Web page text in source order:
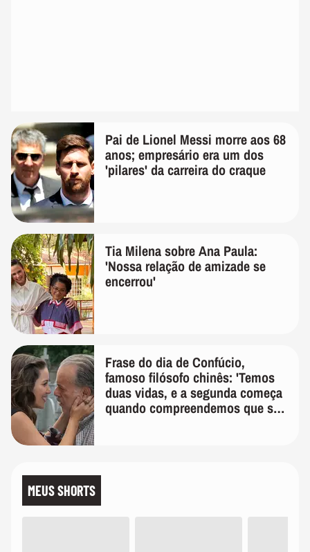
Pai de Lionel Messi morre aos 68
anos; empresário era um dos
'pilares' da carreira do craque
Tia Milena sobre Ana Paula:
'Nossa relação de amizade se
encerrou'
Frase do dia de Confúcio,
famoso filósofo chinês: 'Temos
duas vidas, e a segunda começa
quando compreendemos que só
MEUS SHORTS